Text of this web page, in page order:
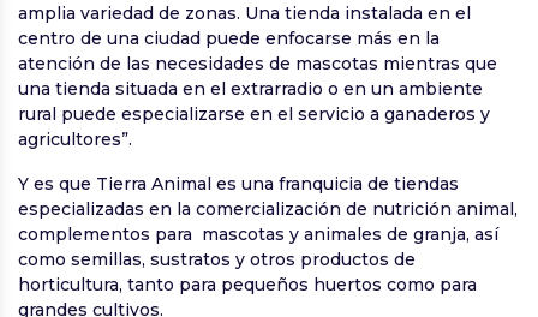
amplia variedad de zonas. Una tienda instalada en el
centro de una ciudad puede enfocarse más en la
atención de las necesidades de mascotas mientras que
una tienda situada en el extrarradio o en un ambiente
rural puede especializarse en el servicio a ganaderos y
agricultores”.
Y es que Tierra Animal es una franquicia de tiendas
especializadas en la comercialización de nutrición animal,
complementos para mascotas y animales de granja, así
como semillas, sustratos y otros productos de
horticultura, tanto para pequeños huertos como para
grandes cultivos.